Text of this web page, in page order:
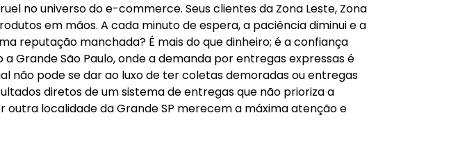
no universo do e-commerce. Seus clientes da Zona Leste, Zona
em mãos. A cada minuto de espera, a paciência diminui e a
reputação manchada? É mais do que dinheiro; é a confiança
Grande São Paulo, onde a demanda por entregas expressas é
não pode se dar ao luxo de ter coletas demoradas ou entregas
diretos de um sistema de entregas que não prioriza a
outra localidade da Grande SP merecem a máxima atenção e